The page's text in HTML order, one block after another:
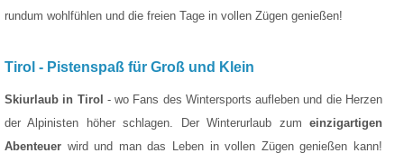
rundum wohlfühlen und die freien Tage in vollen Zügen genießen!
Tirol - Pistenspaß für Groß und Klein
Skiurlaub in Tirol - wo Fans des Wintersports aufleben und die Herzen
der Alpinisten höher schlagen. Der Winterurlaub zumeinzigartigen
Abenteuer wird und man das Leben in vollen Zügen genießen kann!